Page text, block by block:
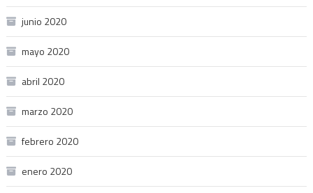
junio 2020
mayo 2020
abril 2020
marzo 2020
febrero 2020
enero 2020